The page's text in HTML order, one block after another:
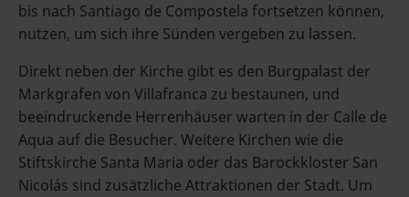
bis nach Santiago de Compostela fortsetzen können,
nutzen, um sich ihre Sünden vergeben zu lassen.
Direkt neben der Kirche gibt es den Burgpalast der
Markgrafen von Villafranca zu bestaunen, und
beeindruckende Herrenhäuser warten in der Calle de
Aqua auf die Besucher. Weitere Kirchen wie die
Stiftskirche Santa Maria oder das Barockkloster San
Nicolás sind zusätzliche Attraktionen der Stadt. Um